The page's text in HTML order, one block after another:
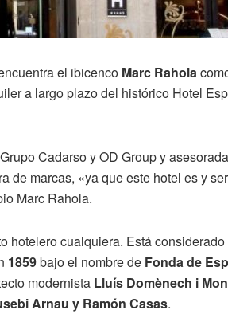
el ibicenco Marc Rahola
a largo plazo del histórico Hotel
Cadarso y OD Group y
de marcas, «ya que este hotel es y
Marc Rahola.
hotelero cualquiera. Está
1859bajo el nombre de Fonda de
modernista Lluís Domènech i
Arnau y Ramón Casas.